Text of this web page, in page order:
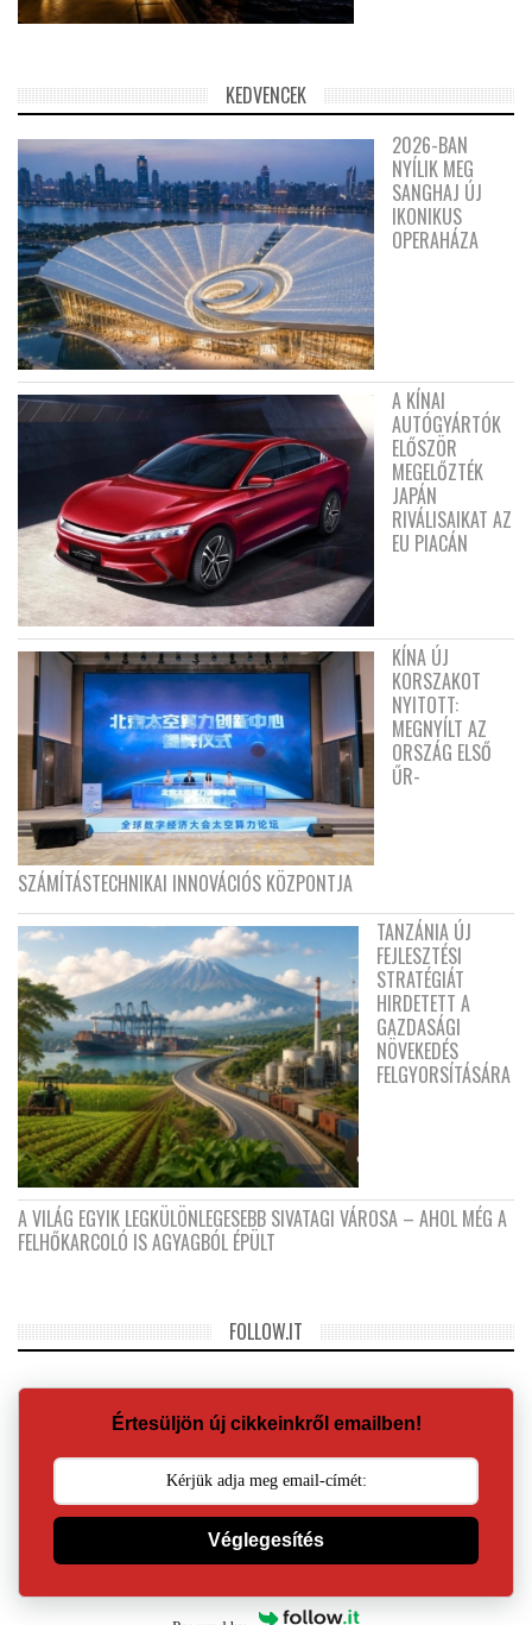
KEDVENCEK
2026-BAN
NYÍLIK MEG
SANGHAJ ÚJ
IKONIKUS
OPERAHÁZA
A KÍNAI
AUTÓGYÁRTÓK
ELŐSZÖR
MEGELŐZTÉK
JAPÁN
RIVÁLISAIKAT AZ
EU PIACÁN
KÍNA ÚJ
KORSZAKOT
NYITOTT:
MEGNYÍLT AZ
ORSZÁG ELSŐ
ŰR-
SZÁMÍTÁSTECHNIKAI INNOVÁCIÓS KÖZPONTJA
TANZÁNIA ÚJ
FEJLESZTÉSI
STRATÉGIÁT
HIRDETETT A
GAZDASÁGI
NÖVEKEDÉS
FELGYORSÍTÁSÁRA
A VILÁG EGYIK LEGKÜLÖNLEGESEBB SIVATAGI VÁROSA – AHOL MÉG A
FELHŐKARCOLÓ IS AGYAGBÓL ÉPÜLT
FOLLOW.IT
Értesüljön új cikkeinkről emailben!
Véglegesítés